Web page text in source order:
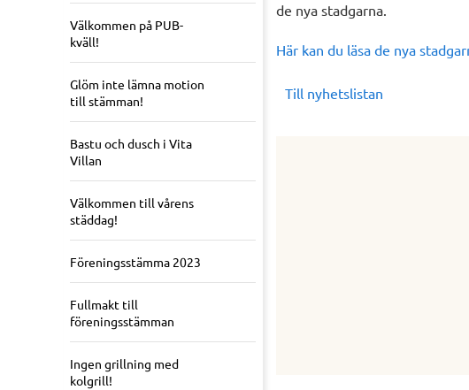
Välkommen på PUB-
kväll!
Glöm inte lämna motion
till stämman!
Bastu och dusch i Vita
Villan
Välkommen till vårens
städdag!
Föreningsstämma 2023
Fullmakt till
föreningsstämman
Ingen grillning med
kolgrill!
de nya stadgarna.
Här kan du läsa de nya
Till nyhetslistan